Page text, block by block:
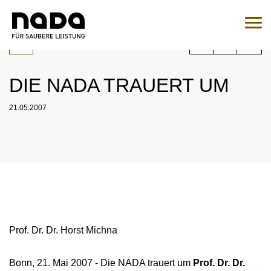
Zum Inhalt springen
Zur Medikamentenabfrage
AUFSICHTSRAT
ENGAGEMENT
ÜBERSICHT
MEDIZIN
ÜBERSICHT
KONTROLLEN
Sie sind hier:
DIE NADA TRAUERT UM
21.05.2007
Prof. Dr. Dr. Horst Michna
Bonn, 21. Mai 2007 - Die NADA trauert um Prof. Dr. Dr.